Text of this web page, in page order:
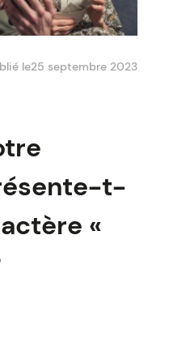
le25 septembre 2023
t-
«